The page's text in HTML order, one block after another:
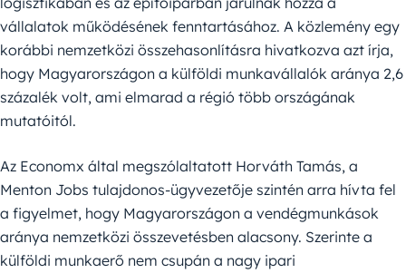
vállalatok működésének fenntartásához. A közlemény egy
korábbi nemzetközi összehasonlításra hivatkozva azt írja,
hogy Magyarországon a külföldi munkavállalók aránya 2,6
százalék volt, ami elmarad a régió több országának
mutatóitól.
Az Economx által megszólaltatott Horváth Tamás, a
Menton Jobs tulajdonos-ügyvezetője szintén arra hívta fel
a figyelmet, hogy Magyarországon a vendégmunkások
aránya nemzetközi összevetésben alacsony. Szerinte a
külföldi munkaerő nem csupán a nagy ipari